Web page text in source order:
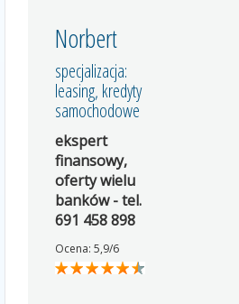
Norbert
specjalizacja:
leasing, kredyty
samochodowe
ekspert
finansowy,
oferty wielu
banków - tel.
691 458 898
Ocena: 5,9/6